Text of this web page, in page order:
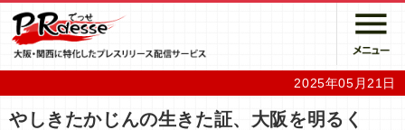
2025年05月21日
やしきたかじんの生きた証、大阪を明るく